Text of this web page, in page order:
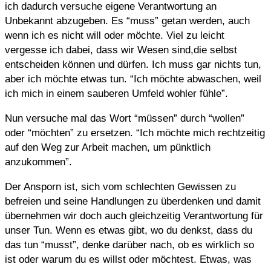
ich dadurch versuche eigene Verantwortung an
Unbekannt abzugeben. Es “muss” getan werden, auch
wenn ich es nicht will oder möchte. Viel zu leicht
vergesse ich dabei, dass wir Wesen sind,die selbst
entscheiden können und dürfen. Ich muss gar nichts tun,
aber ich möchte etwas tun. “Ich möchte abwaschen, weil
ich mich in einem sauberen Umfeld wohler fühle”.
Nun versuche mal das Wort “müssen” durch “wollen”
oder “möchten” zu ersetzen. “Ich möchte mich rechtzeitig
auf den Weg zur Arbeit machen, um pünktlich
anzukommen”.
Der Ansporn ist, sich vom schlechten Gewissen zu
befreien und seine Handlungen zu überdenken und damit
übernehmen wir doch auch gleichzeitig Verantwortung für
unser Tun. Wenn es etwas gibt, wo du denkst, dass du
das tun “musst”, denke darüber nach, ob es wirklich so
ist oder warum du es willst oder möchtest. Etwas, was